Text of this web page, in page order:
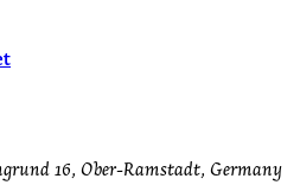
16, Ober-Ramstadt, Germany